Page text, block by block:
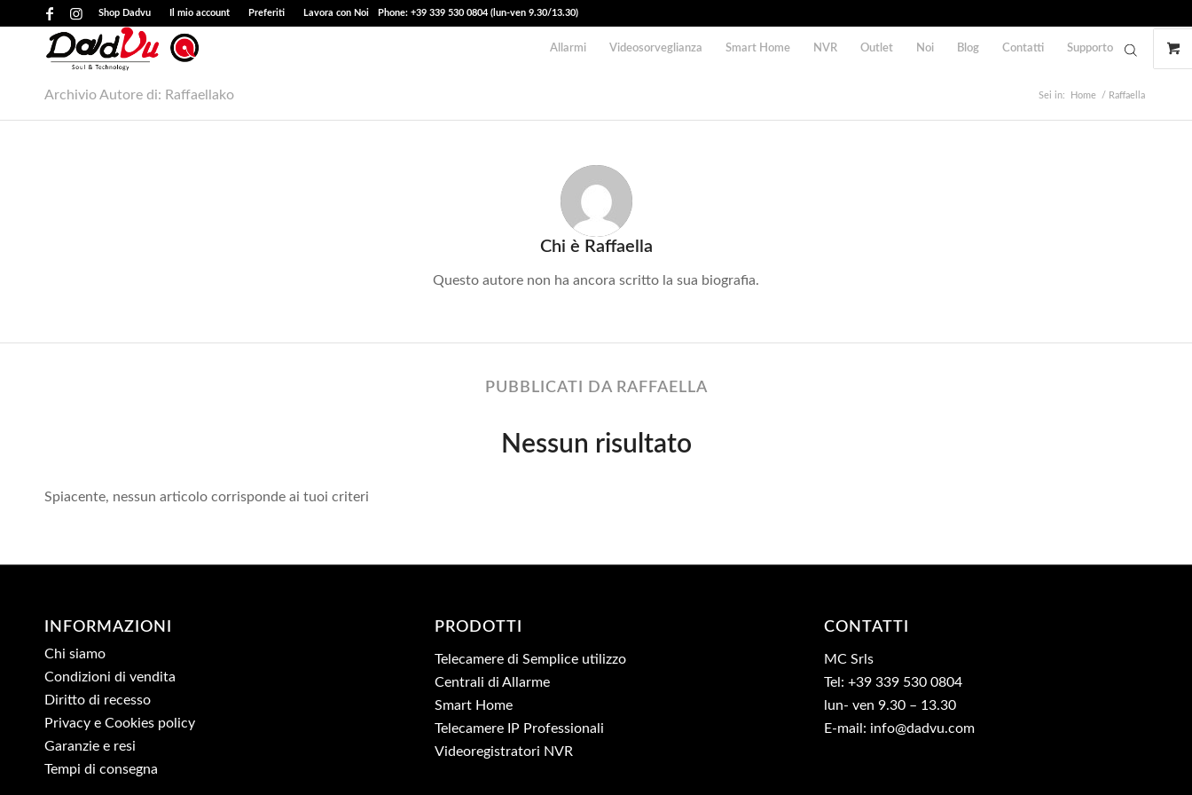
Shop Dadvu Il mio account Preferiti Lavora con Noi Phone: +39 339 530 0804 (lun-ven 9.30/13.30)
Allarmi Videosorveglianza Smart Home NVR Outlet Noi Blog Contatti Supporto
Archivio Autore di: Raffaellako Sei in: Home / Raffaella
Chi è Raffaella
Questo autore non ha ancora scritto la sua biografia.
PUBBLICATI DA RAFFAELLA
Nessun risultato
Spiacente, nessun articolo corrisponde ai tuoi criteri
INFORMAZIONI
Chi siamo
Condizioni di vendita
Diritto di recesso
Privacy e Cookies policy
Garanzie e resi
Tempi di consegna
PRODOTTI
Telecamere di Semplice utilizzo
Centrali di Allarme
Smart Home
Telecamere IP Professionali
Videoregistratori NVR
CONTATTI
MC Srls
Tel: +39 339 530 0804
lun- ven 9.30 – 13.30
E-mail: info@dadvu.com